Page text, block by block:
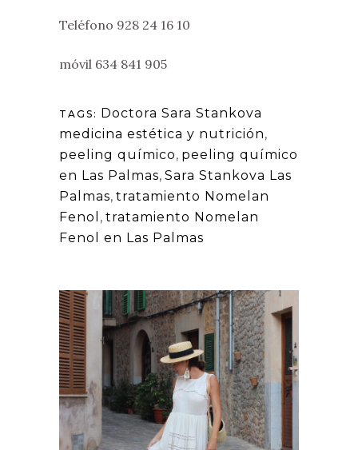
Teléfono 928 24 16 10
móvil 634 841 905
TAGS: Doctora Sara Stankova
medicina estética y nutrición,
peeling químico, peeling químico
en Las Palmas, Sara Stankova Las
Palmas, tratamiento Nomelan
Fenol , tratamiento Nomelan
Fenol en Las Palmas